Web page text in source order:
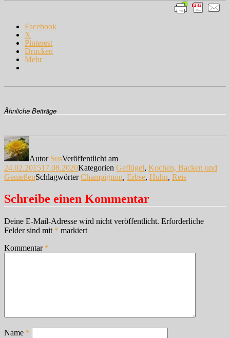
Facebook
X
Pinterest
Drucken
Mehr
Ähnliche Beiträge
Autor SusVeröffentlicht am
24.02.201517.08.2020Kategorien Geflügel, Kochen, Backen und
GenießenSchlagwörterChampignon, Erbse, Huhn, Reis
Schreibe einen Kommentar
Deine E-Mail-Adresse wird nicht veröffentlicht. Erforderliche
Felder sind mit * markiert
Kommentar *
Name *